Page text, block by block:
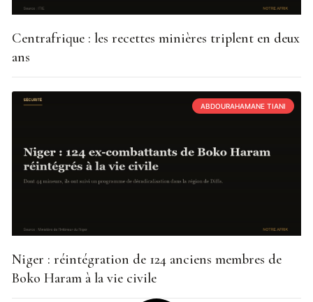
Centrafrique : les recettes minières triplent en deux
ans
ABDOURAHAMANE TIANI
Niger : réintégration de 124 anciens membres de
Boko Haram à la vie civile